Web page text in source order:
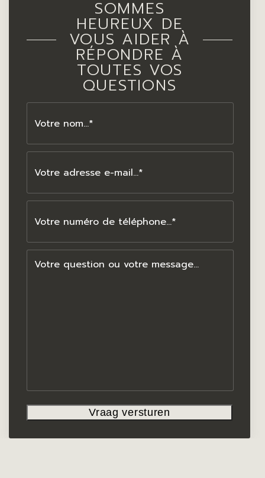
SOMMES
HEUREUX DE
VOUS AIDER À
RÉPONDRE À
TOUTES VOS
QUESTIONS